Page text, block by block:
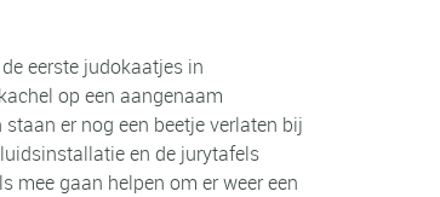
eerste judokaatjes in
op een aangenaam
er nog een beetje verlaten bij
en de jurytafels
mee gaan helpen om er weer een